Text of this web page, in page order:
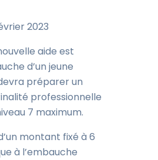
2023
aide est
d’un jeune
préparer un
professionnelle
7 maximum.
montant fixé à 6
à l’embauche